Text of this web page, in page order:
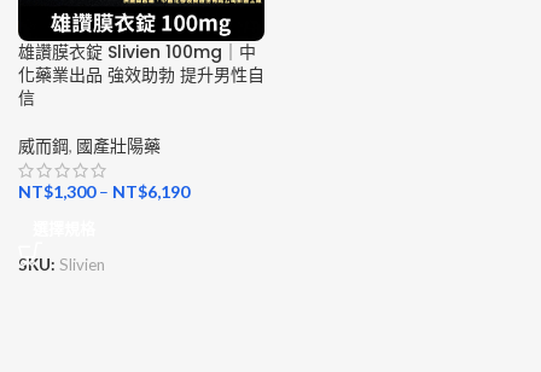
雄讚膜衣錠 Slivien 100mg｜中
化藥業出品 強效助勃 提升男性自
信
威而鋼, 國產壯陽藥
NT$1,300– NT$6,190
SKU: Slivien